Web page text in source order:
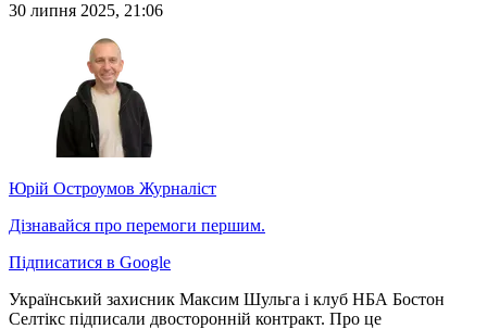
30 липня 2025, 21:06
Юрій Остроумов Журналіст
Дізнавайся про перемоги першим.
Підписатися в Google
Український захисник Максим Шульга і клуб НБА Бостон
Селтікс підписали двосторонній контракт. Про це